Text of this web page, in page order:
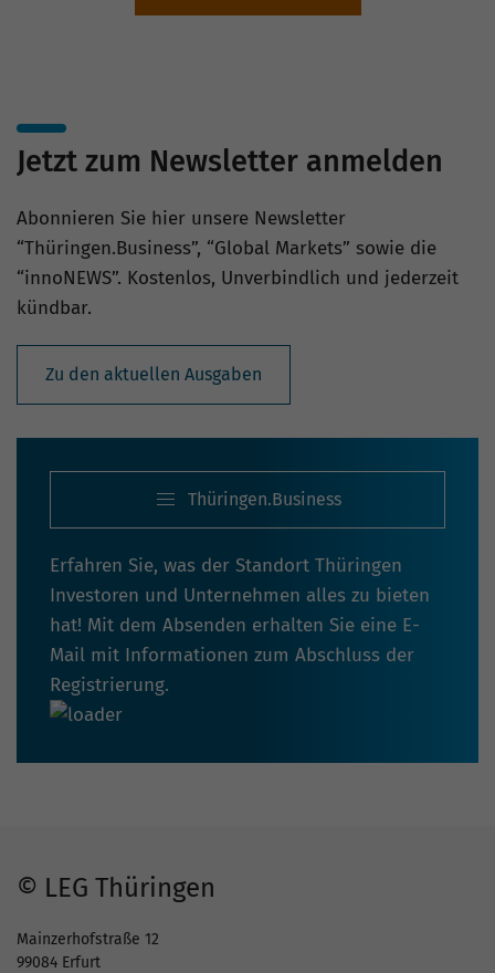
Jetzt zum Newsletter anmelden
Abonnieren Sie hier unsere Newsletter
“Thüringen.Business”, “Global Markets” sowie die
“innoNEWS”. Kostenlos, Unverbindlich und jederzeit
kündbar.
Zu den aktuellen Ausgaben
Thüringen.Business
Erfahren Sie, was der Standort Thüringen
Investoren und Unternehmen alles zu bieten
hat! Mit dem Absenden erhalten Sie eine E-
Mail mit Informationen zum Abschluss der
Registrierung.
© LEG Thüringen
Mainzerhofstraße 12
99084 Erfurt